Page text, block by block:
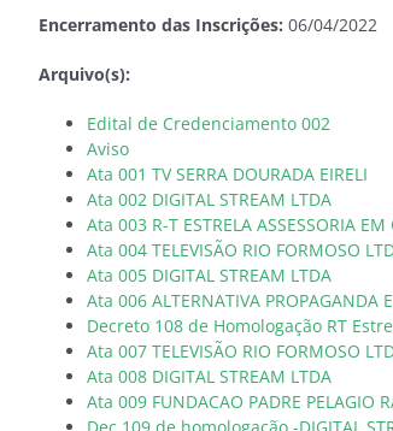
Encerramento das Inscrições: 06/04/2022
Arquivo(s):
Edital de Credenciamento 002
Aviso
Ata 001 TV SERRA DOURADA EIRELI
Ata 002 DIGITAL STREAM LTDA
Ata 003 R-T ESTRELA ASSESSORIA
Ata 004 TELEVISÃO RIO FORMOSO
Ata 005 DIGITAL STREAM LTDA
Ata 006 ALTERNATIVA PROPAGANDA
Decreto 108 de Homologação RT
Ata 007 TELEVISÃO RIO FORMOSO
Ata 008 DIGITAL STREAM LTDA
Ata 009 FUNDACAO PADRE PELAGIO